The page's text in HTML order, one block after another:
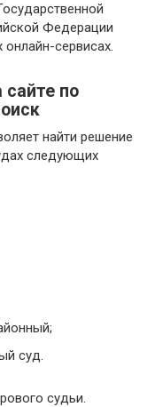
Федерации
сервисах.
сайте по
найти решение
следующих
суд.
судьи.